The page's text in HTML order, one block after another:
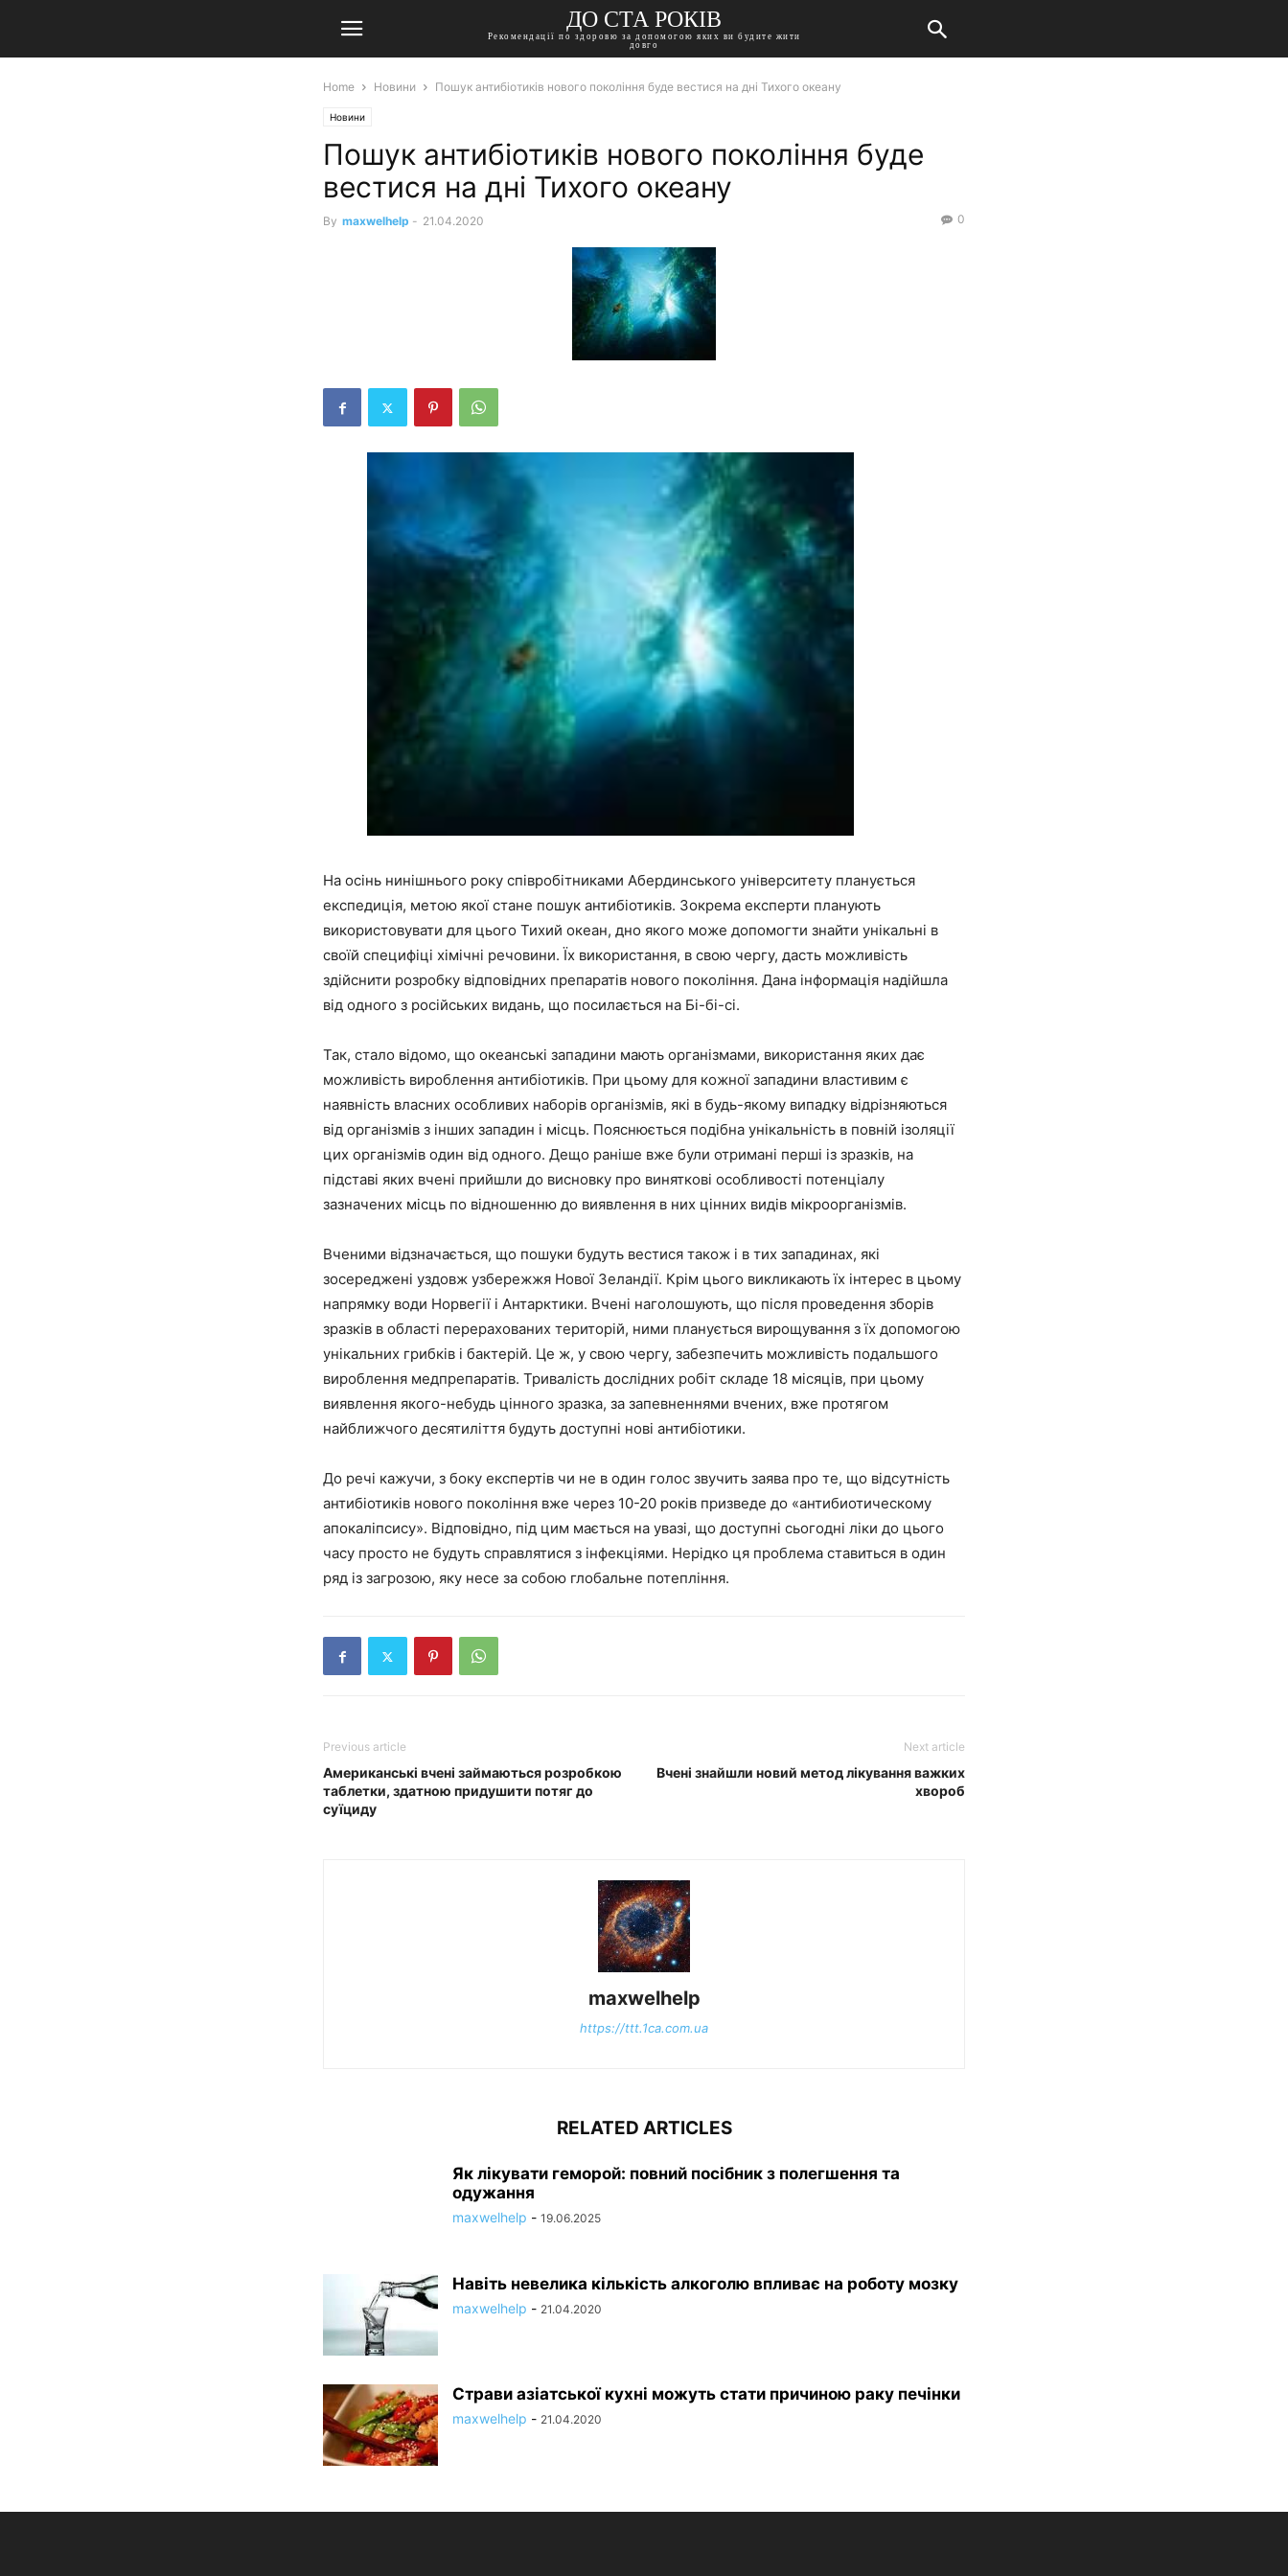
ДО СТА РОКІВ
Рекомендації по здоровю за допомогою яких ви будите жити
довго
Home Новини Пошук антибіотиків нового покоління буде вестися на дні Тихого океану
Новини
Пошук антибіотиків нового покоління буде
вестися на дні Тихого океану
By maxwelhelp - 21.04.2020 0
На осінь нинішнього року співробітниками Абердинського університету планується
експедиція, метою якої стане пошук антибіотиків. Зокрема експерти планують
використовувати для цього Тихий океан, дно якого може допомогти знайти унікальні в
своїй специфіці хімічні речовини. Їх використання, в свою чергу, дасть можливість
здійснити розробку відповідних препаратів нового покоління. Дана інформація надійшла
від одного з російських видань, що посилається на Бі-бі-сі.
Так, стало відомо, що океанські западини мають організмами, використання яких дає
можливість вироблення антибіотиків. При цьому для кожної западини властивим є
наявність власних особливих наборів організмів, які в будь-якому випадку відрізняються
від організмів з інших западин і місць. Пояснюється подібна унікальність в повній ізоляції
цих організмів один від одного. Дещо раніше вже були отримані перші із зразків, на
підставі яких вчені прийшли до висновку про виняткові особливості потенціалу
зазначених місць по відношенню до виявлення в них цінних видів мікроорганізмів.
Вченими відзначається, що пошуки будуть вестися також і в тих западинах, які
зосереджені уздовж узбережжя Нової Зеландії. Крім цього викликають їх інтерес в цьому
напрямку води Норвегії і Антарктики. Вчені наголошують, що після проведення зборів
зразків в області перерахованих територій, ними планується вирощування з їх допомогою
унікальних грибків і бактерій. Це ж, у свою чергу, забезпечить можливість подальшого
вироблення медпрепаратів. Тривалість дослідних робіт складе 18 місяців, при цьому
виявлення якого-небудь цінного зразка, за запевненнями вчених, вже протягом
найближчого десятиліття будуть доступні нові антибіотики.
До речі кажучи, з боку експертів чи не в один голос звучить заява про те, що відсутність
антибіотиків нового покоління вже через 10-20 років призведе до «антибиотическому
апокаліпсису». Відповідно, під цим мається на увазі, що доступні сьогодні ліки до цього
часу просто не будуть справлятися з інфекціями. Нерідко ця проблема ставиться в один
ряд із загрозою, яку несе за собою глобальне потепління.
Previous article
Американські вчені займаються розробкою
таблетки, здатною придушити потяг до
суїциду
Next article
Вчені знайшли новий метод лікування важких
хвороб
maxwelhelp
https://ttt.1ca.com.ua
RELATED ARTICLES
Як лікувати геморой: повний посібник з полегшення та
одужання
maxwelhelp - 19.06.2025
Навіть невелика кількість алкоголю впливає на роботу мозку
maxwelhelp - 21.04.2020
Страви азіатської кухні можуть стати причиною раку печінки
maxwelhelp - 21.04.2020